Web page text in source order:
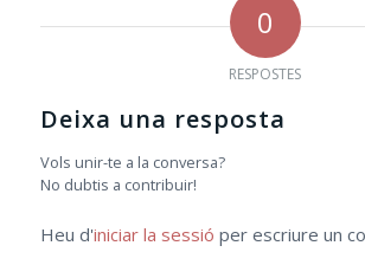
0
RESPOSTES
Deixa una resposta
Vols unir-te a la conversa?
No dubtis a contribuir!
Heu d'iniciar la sessió per escriure un